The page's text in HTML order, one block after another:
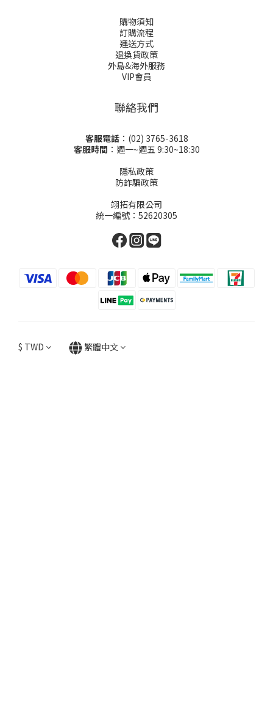
購物須知
訂購流程
運送方式
退換貨政策
外島&海外服務
VIP會員
聯絡我們
客服電話：(02) 3765-3618
客服時間 ：週一~週五 9:30~18:30
隱私政策
防詐騙政策
翊拓有限公司
統一編號：52620305
$ TWD 繁體中文